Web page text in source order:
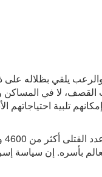
يلقي بظلاله على
لا في المساكن
تلبية احتياجاتهم
القتلى أكثر من 4600
بأسره. إن سياسة